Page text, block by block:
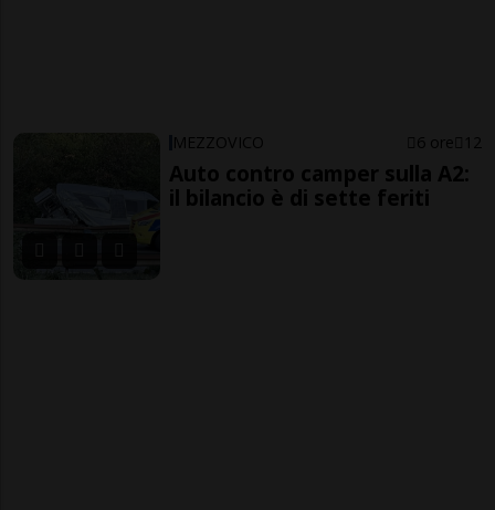
MEZZOVICO 6 ore 12
Auto contro camper sulla A2:
il bilancio è di sette feriti